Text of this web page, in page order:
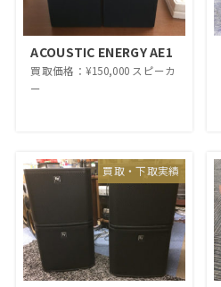
ACOUSTIC ENERGY AE1
買取価格：¥150,000 スピーカ
ー
買取・下取実績